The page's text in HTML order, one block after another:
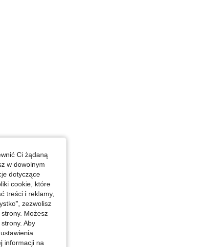
Ci żądaną
w dowolnym
dotyczące
cookie, które
treści i reklamy,
zezwolisz
Możesz
Aby
informacji na